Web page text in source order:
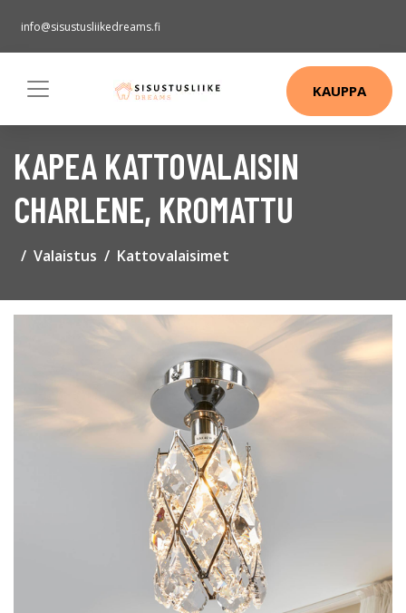
info@sisustusliikedreams.fi
KAUPPA
KAPEA KATTOVALAISIN
CHARLENE, KROMATTU
Valaistus Kattovalaisimet